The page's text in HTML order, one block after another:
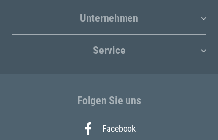
Unternehmen
Service
Folgen Sie uns
Facebook